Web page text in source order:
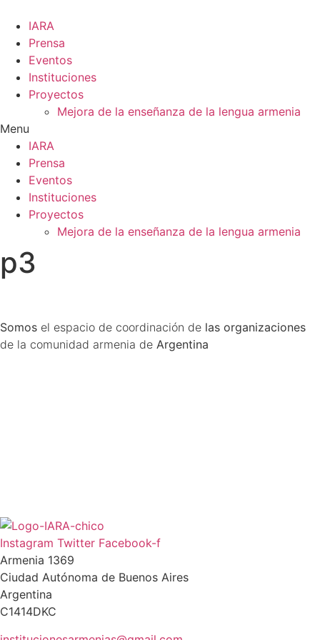
contenido
IARA
Prensa
Eventos
Instituciones
Proyectos
Mejora de la enseñanza de la lengua armenia
Menu
IARA
Prensa
Eventos
Instituciones
Proyectos
Mejora de la enseñanza de la lengua armenia
p3
Somos el espacio de coordinación de las organizaciones
de la comunidad armenia de Argentina
Instagram Twitter Facebook-f
Armenia 1369
Ciudad Autónoma de Buenos Aires
Argentina
C1414DKC